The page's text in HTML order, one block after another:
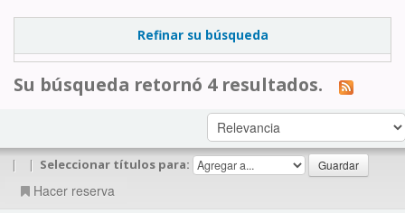
Refinar su búsqueda
Su búsqueda retornó 4 resultados.
| | Seleccionar títulos para:
Hacer reserva